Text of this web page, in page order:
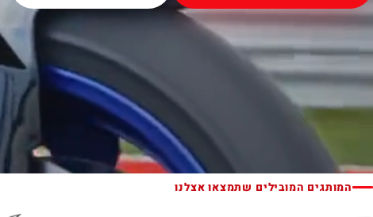
המותגים המובילים שתמצאו אצלנו